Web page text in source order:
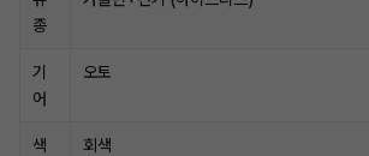
종
기
어
오토
색
회색